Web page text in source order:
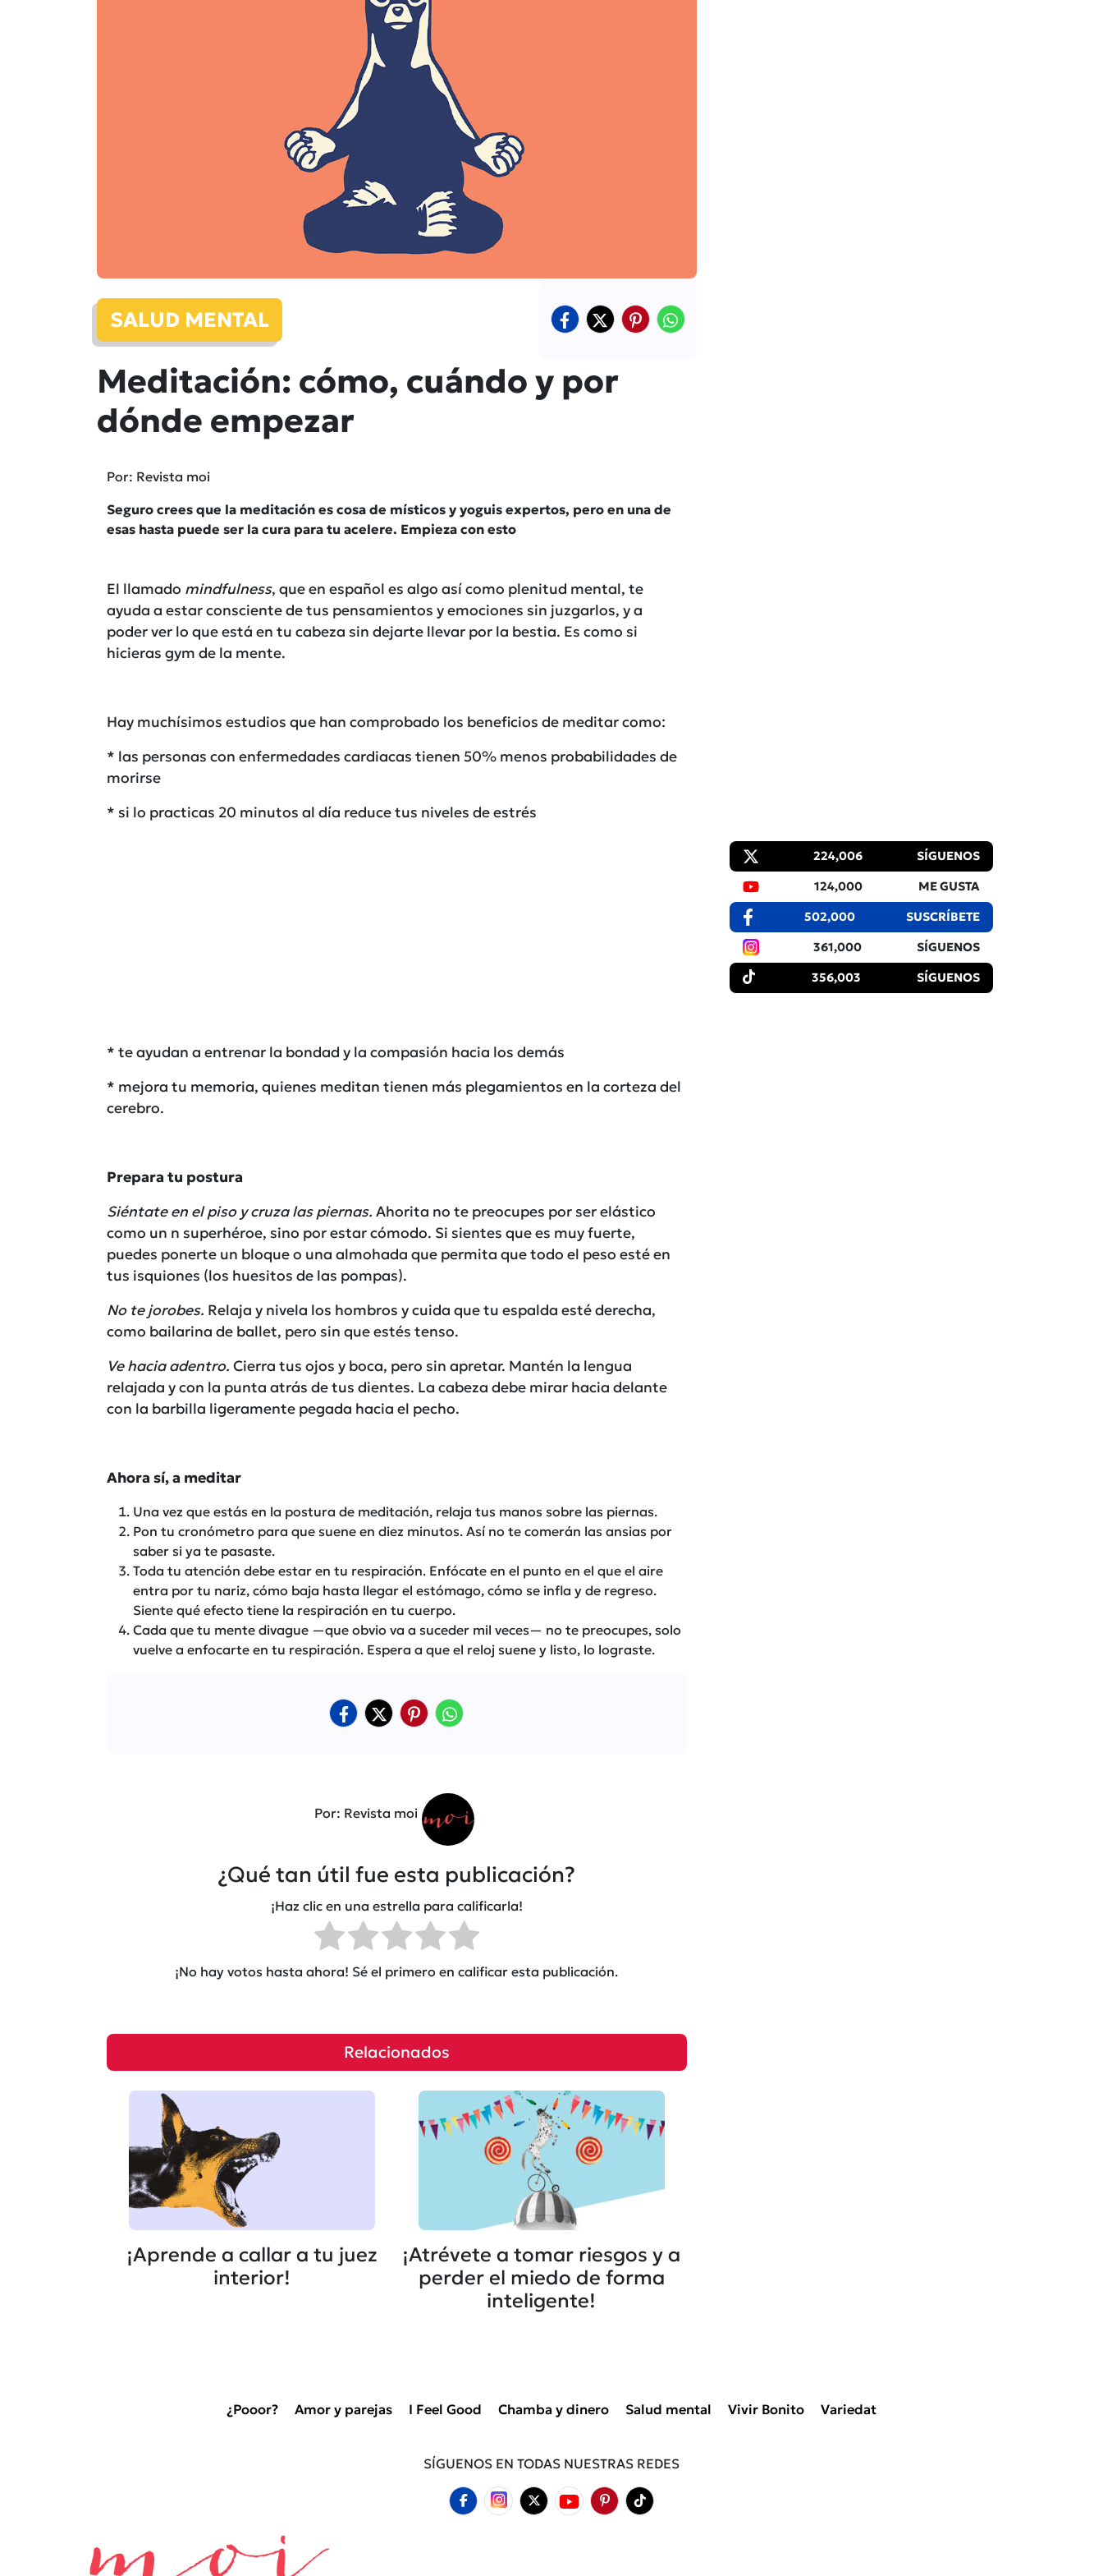
SALUD MENTAL
Meditación: cómo, cuándo y por
dónde empezar
Por: Revista moi
Seguro crees que la meditación es cosa de místicos y yoguis expertos, pero en una de
esas hasta puede ser la cura para tu acelere. Empieza con esto
El llamado mindfulness, que en español es algo así como plenitud mental, te
ayuda a estar consciente de tus pensamientos y emociones sin juzgarlos, y a
poder ver lo que está en tu cabeza sin dejarte llevar por la bestia. Es como si
hicieras gym de la mente.
Hay muchísimos estudios que han comprobado los beneficios de meditar como:
* las personas con enfermedades cardiacas tienen 50% menos probabilidades de
morirse
* si lo practicas 20 minutos al día reduce tus niveles de estrés
* te ayudan a entrenar la bondad y la compasión hacia los demás
* mejora tu memoria, quienes meditan tienen más plegamientos en la corteza del
cerebro.
Prepara tu postura
Siéntate en el piso y cruza las piernas. Ahorita no te preocupes por ser elástico
como un n superhéroe, sino por estar cómodo. Si sientes que es muy fuerte,
puedes ponerte un bloque o una almohada que permita que todo el peso esté en
tus isquiones (los huesitos de las pompas).
No te jorobes. Relaja y nivela los hombros y cuida que tu espalda esté derecha,
como bailarina de ballet, pero sin que estés tenso.
Ve hacia adentro. Cierra tus ojos y boca, pero sin apretar. Mantén la lengua
relajada y con la punta atrás de tus dientes. La cabeza debe mirar hacia delante
con la barbilla ligeramente pegada hacia el pecho.
Ahora sí, a meditar
Una vez que estás en la postura de meditación, relaja tus manos sobre las piernas.
Pon tu cronómetro para que suene en diez minutos. Así no te comerán las ansias por
saber si ya te pasaste.
Toda tu atención debe estar en tu respiración. Enfócate en el punto en el que el aire
entra por tu nariz, cómo baja hasta llegar el estómago, cómo se infla y de regreso.
Siente qué efecto tiene la respiración en tu cuerpo.
Cada que tu mente divague —que obvio va a suceder mil veces— no te preocupes, solo
vuelve a enfocarte en tu respiración. Espera a que el reloj suene y listo, lo lograste.
Por: Revista moi
¿Qué tan útil fue esta publicación?
¡Haz clic en una estrella para calificarla!
¡No hay votos hasta ahora! Sé el primero en calificar esta publicación.
Relacionados
¡Aprende a callar a tu juez
interior!
¡Atrévete a tomar riesgos y a
perder el miedo de forma
inteligente!
224,006 SÍGUENOS
124,000 ME GUSTA
502,000 SUSCRÍBETE
361,000 SÍGUENOS
356,003 SÍGUENOS
¿Pooor? Amor y parejas I Feel Good Chamba y dinero Salud mental Vivir Bonito Variedat
SÍGUENOS EN TODAS NUESTRAS REDES